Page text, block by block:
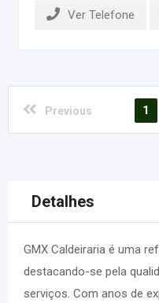
Ver Telefone
Previous 1
Detalhes
GMX Caldeiraria é uma
destacando-se pela
serviços. Com anos de